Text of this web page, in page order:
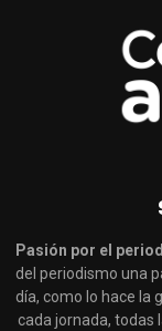
Pasión por el
del periodismo una
día, como lo hace la
cada jornada, todas